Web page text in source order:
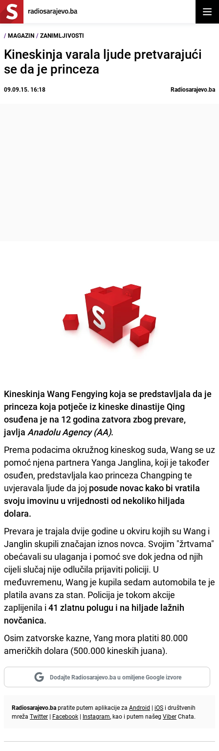
/ MAGAZIN / ZANIMLJIVOSTI
Kineskinja varala ljude pretvarajući
se da je princeza
09.09.15. 16:18 Radiosarajevo.ba
Kineskinja Wang Fengying koja se predstavljala da je
princeza koja potječe iz kineske dinastije Qing
osuđena je na 12 godina zatvora zbog prevare,
javlja Anadolu Agency (AA).
Prema podacima okružnog kineskog suda, Wang se uz
pomoć njena partnera Yanga Janglina, koji je također
osuđen, predstavljala kao princeza Changping te
uvjeravala ljude da joj posude novac kako bi vratila
svoju imovinu u vrijednosti od nekoliko hiljada
dolara.
Prevara je trajala dvije godine u okviru kojih su Wang i
Janglin skupili značajan iznos novca. Svojim "žrtvama"
obećavali su ulaganja i pomoć sve dok jedna od njih
cijeli slučaj nije odlučila prijaviti policiji. U
međuvremenu, Wang je kupila sedam automobila te je
platila avans za stan. Policija je tokom akcije
zaplijenila i 41 zlatnu polugu i na hiljade lažnih
novčanica.
Osim zatvorske kazne, Yang mora platiti 80.000
američkih dolara (500.000 kineskih juana).
Dodajte Radiosarajevo.ba u omiljene Google izvore
Radiosarajevo.bapratite putem aplikacije za Android | iOS i društvenih
mreža Twitter | Facebook | Instagram, kao i putem našeg ViberChata.